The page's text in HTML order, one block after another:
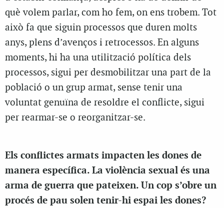
què volem parlar, com ho fem, on ens trobem. Tot
això fa que siguin processos que duren molts
anys, plens d’avenços i retrocessos. En alguns
moments, hi ha una utilització política dels
processos, sigui per desmobilitzar una part de la
població o un grup armat, sense tenir una
voluntat genuïna de resoldre el conflicte, sigui
per rearmar-se o reorganitzar-se.
Els conflictes armats impacten les dones de
manera específica. La violència sexual és una
arma de guerra que pateixen. Un cop s’obre un
procés de pau solen tenir-hi espai les dones?